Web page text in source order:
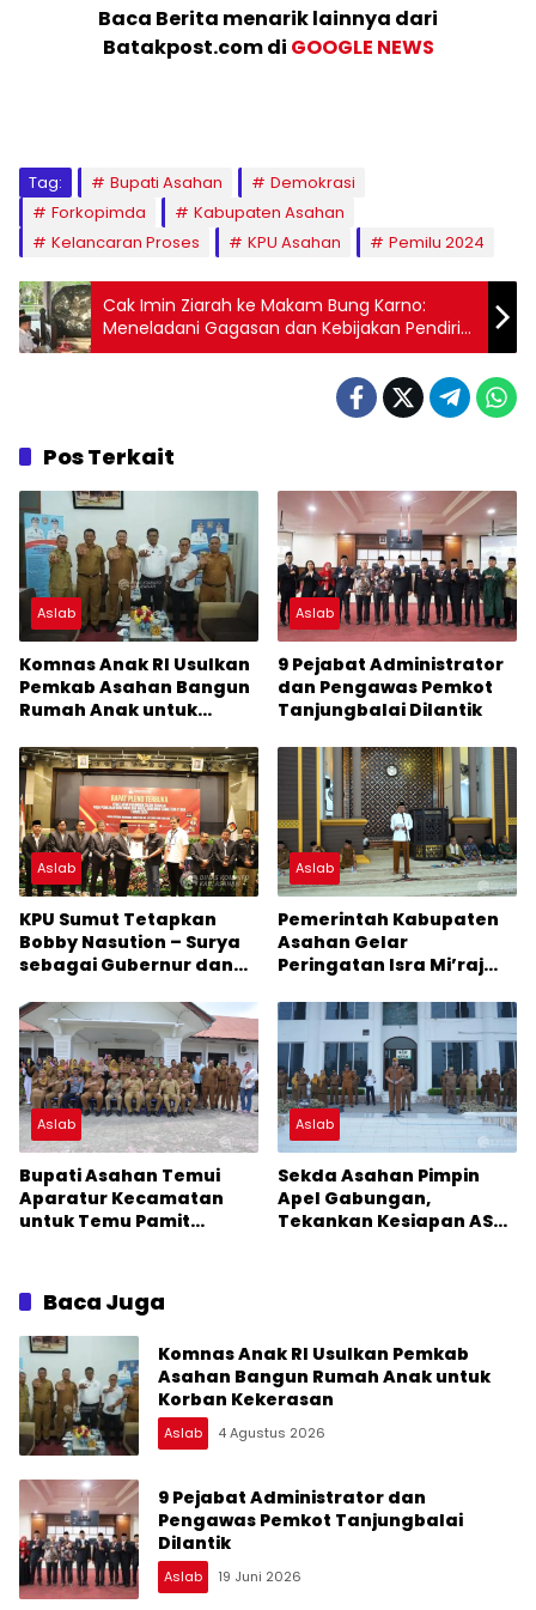
Baca Berita menarik lainnya dari
Batakpost.com di GOOGLE NEWS
Tag: Bupati Asahan
Demokrasi
Forkopimda
Kabupaten Asahan
Kelancaran Proses
KPU Asahan Pemilu 2024
Cak Imin Ziarah ke Makam Bung Karno:
Meneladani Gagasan dan Kebijakan Pendiri
Bangsa
Pos Terkait
Aslab
Komnas Anak RI Usulkan
Pemkab Asahan Bangun
Rumah Anak untuk
Aslab
9 Pejabat Administrator
dan Pengawas Pemkot
Tanjungbalai Dilantik
Aslab
KPU Sumut Tetapkan
Bobby Nasution – Surya
sebagai Gubernur dan
2025-2030
Aslab
Pemerintah Kabupaten
Asahan Gelar
Peringatan Isra Mi’raj
1446 H/2025 M
Aslab
Bupati Asahan Temui
Aparatur Kecamatan
untuk Temu Pamit
Aslab
Sekda Asahan Pimpin
Apel Gabungan,
Tekankan Kesiapan ASN
Baca Juga
Komnas Anak RI Usulkan Pemkab
Asahan Bangun Rumah Anak untuk
Korban Kekerasan
Aslab 4 Agustus 2026
9 Pejabat Administrator dan
Pengawas Pemkot Tanjungbalai
Dilantik
Aslab 19 Juni 2026